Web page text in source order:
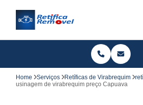
Home Serviços Retíficas de Virabrequim
usinagem de virabrequim preço Capuava